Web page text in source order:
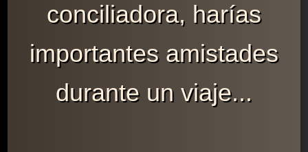
conciliadora, harías
importantes amistades
durante un viaje...